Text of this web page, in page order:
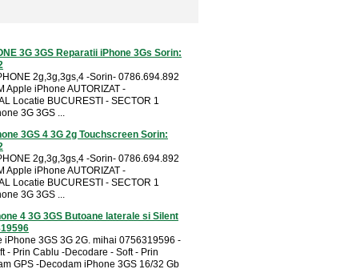
3G 3GS Reparatii iPhone 3Gs Sorin:
2g,3g,3gs,4 -Sorin- 0786.694.892
Apple iPhone AUTORIZAT -
Locatie BUCURESTI - SECTOR 1
3G 3GS ...
3GS 4 3G 2g Touchscreen Sorin:
2g,3g,3gs,4 -Sorin- 0786.694.892
Apple iPhone AUTORIZAT -
Locatie BUCURESTI - SECTOR 1
3G 3GS ...
4 3G 3GS Butoane laterale si Silent
iPhone 3GS 3G 2G. mihai 0756319596 -
- Prin Cablu -Decodare - Soft - Prin
GPS -Decodam iPhone 3GS 16/32 Gb